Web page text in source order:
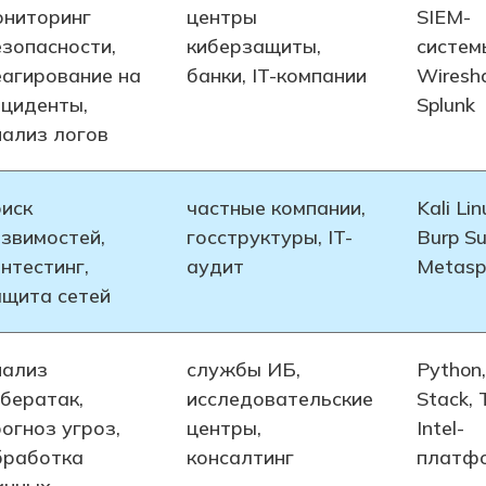
на
логов
центры
киберзащиты,
банки, IT-компании
SIEM-
Splunk
сетей
частные компании,
госструктуры, IT-
аудит
Kali
Burp
угроз,
службы ИБ,
исследовательские
центры,
консалтинг
Stack,
Intel-